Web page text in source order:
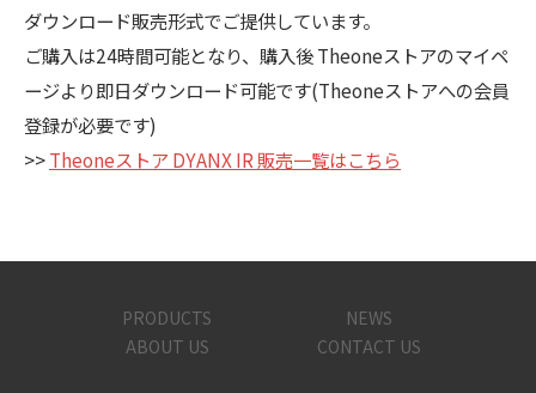
ダウンロード販売形式でご提供しています。
ご購入は24時間可能となり、購入後 Theoneストアのマイペ
ージより即日ダウンロード可能です(Theoneストアへの会員
登録が必要です)
>>Theoneストア DYANX IR 販売一覧はこちら
PRODUCTS
NEWS
ABOUT US
CONTACT US